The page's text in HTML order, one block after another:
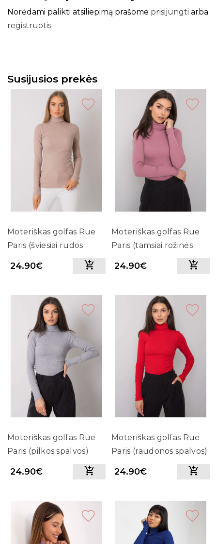
Norėdami palikti atsiliepimą prašome prisijungti arba
registruotis
Susijusios prekės
Moteriškas golfas Rue
Paris (šviesiai rudos
24.90€
Moteriškas golfas Rue
Paris (tamsiai rožinės
24.90€
Moteriškas golfas Rue
Paris (pilkos spalvos)
24.90€
Moteriškas golfas Rue
Paris (raudonos spalvos)
24.90€